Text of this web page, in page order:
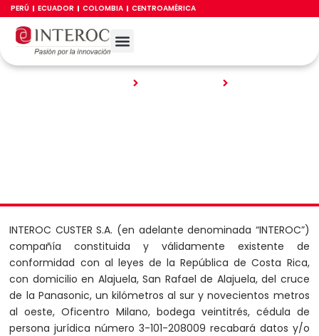
contenido
PERÚ ECUADOR COLOMBIA CENTROAMÉRICA
Política de Privacidad
INTEROC CUSTER S.A. (en adelante denominada “INTEROC”)
compañía constituida y válidamente existente de
conformidad con al leyes de la República de Costa Rica,
con domicilio en Alajuela, San Rafael de Alajuela, del cruce
de la Panasonic, un kilómetros al sur y novecientos metros
al oeste, Oficentro Milano, bodega veintitrés, cédula de
persona jurídica número 3-101-208009 recabará datos y/o